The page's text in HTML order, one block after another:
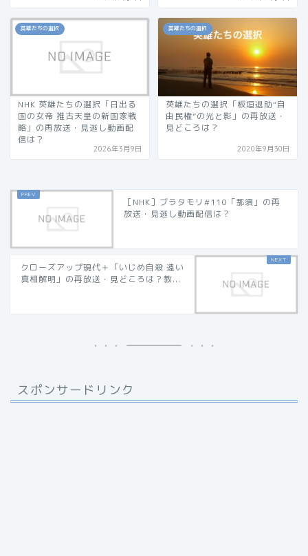
英雄たちの選択
NHK 英雄たちの選択「日出る
国の女帝 推古天皇の新国家戦
略」の再放送・見逃し動画配
信は？
2026年3月9日
英雄たちの選択
英雄たちの選択「板垣退助“自
由民権”の光と影」の再放送・
見どころは？
2020年9月30日
［NHK］ブラタモリ#110「那須」の再
放送・見逃し動画配信は？
クローズアップ現代＋「いじめ自殺 遠い
真相解明」の再放送・見どころは？教...
スポンサードリンク